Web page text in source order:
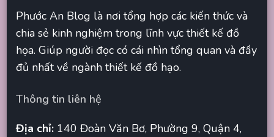
Phước An Blog là nơi tổng hợp các kiến thức và
chia sẻ kinh nghiệm trong lĩnh vực thiết kế đồ
họa. Giúp người đọc có cái nhìn tổng quan và đầy
đủ nhất về ngành thiết kế đồ hạo.
Thông tin liên hệ
Địa chỉ: 140 Đoàn Văn Bơ, Phường 9, Quận 4,